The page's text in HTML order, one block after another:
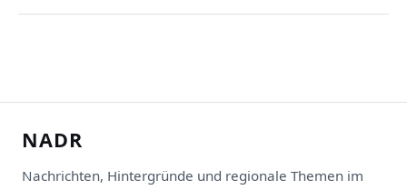
NADR
Nachrichten, Hintergründe und regionale Themen im